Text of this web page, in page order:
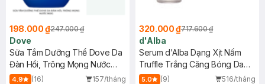
198.000 ₫247.000 ₫
Dove
Sữa Tắm Dưỡng Thể Dove Da
Đàn Hồi, Trông Mọng Nước
900g
4.9 (16)
157/tháng
320.000 ₫717.600 ₫
d'Alba
Serum d'Alba Dạng Xịt Nấm
Truffle Trắng Căng Bóng Da
100ml
5.0 (9)
516/tháng